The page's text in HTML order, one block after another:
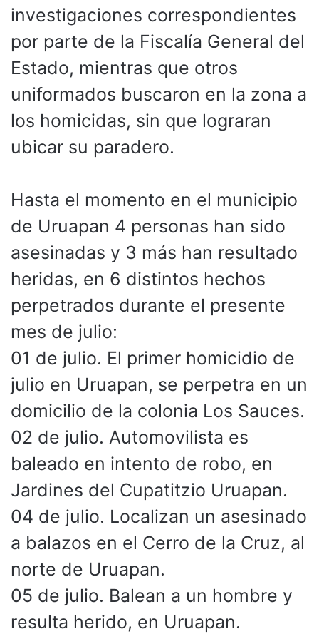
investigaciones correspondientes
por parte de la Fiscalía General del
Estado, mientras que otros
uniformados buscaron en la zona a
los homicidas, sin que lograran
ubicar su paradero.
Hasta el momento en el municipio
de Uruapan 4 personas han sido
asesinadas y 3 más han resultado
heridas, en 6 distintos hechos
perpetrados durante el presente
mes de julio:
01 de julio. El primer homicidio de
julio en Uruapan, se perpetra en un
domicilio de la colonia Los Sauces.
02 de julio. Automovilista es
baleado en intento de robo, en
Jardines del Cupatitzio Uruapan.
04 de julio. Localizan un asesinado
a balazos en el Cerro de la Cruz, al
norte de Uruapan.
05 de julio. Balean a un hombre y
resulta herido, en Uruapan.